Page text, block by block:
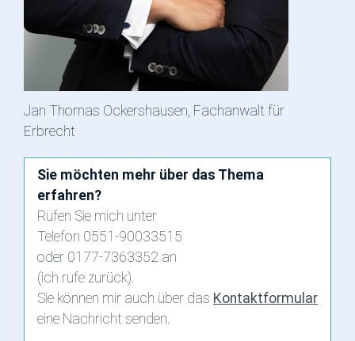
Jan Thomas Ockershausen, Fachanwalt für
Erbrecht
Sie möchten mehr über das Thema
erfahren?
Rufen Sie mich unter
Telefon 0551-90033515
oder 0177-7363352 an
(ich rufe zurück).
Sie können mir auch über das Kontaktformular
eine Nachricht senden.